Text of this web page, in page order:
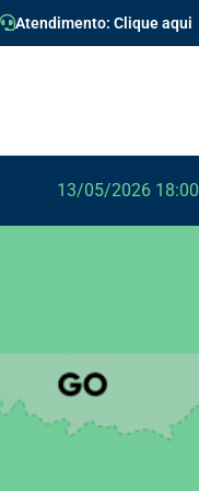
13/05/2026 18:00
Atendimento: Clique aqui